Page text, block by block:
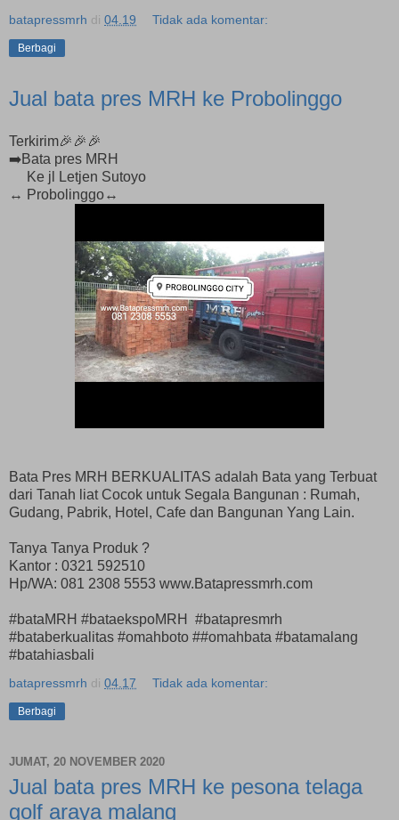
batapressmrh di 04.19 Tidak ada komentar:
Berbagi
Jual bata pres MRH ke Probolinggo
Terkirim🎉🎉🎉
➡️Bata pres MRH
Ke jl Letjen Sutoyo
↔️ Probolinggo↔️
Bata Pres MRH BERKUALITAS adalah Bata yang Terbuat
dari Tanah liat Cocok untuk Segala Bangunan : Rumah,
Gudang, Pabrik, Hotel, Cafe dan Bangunan Yang Lain.
Tanya Tanya Produk ?
Kantor : 0321 592510
Hp/WA: 081 2308 5553 www.Batapressmrh.com
#bataMRH #bataekspoMRH #batapresmrh
#bataberkualitas #omahboto ##omahbata #batamalang
#batahiasbali
batapressmrh di 04.17 Tidak ada komentar:
Berbagi
JUMAT, 20 NOVEMBER 2020
Jual bata pres MRH ke pesona telaga
golf araya malang